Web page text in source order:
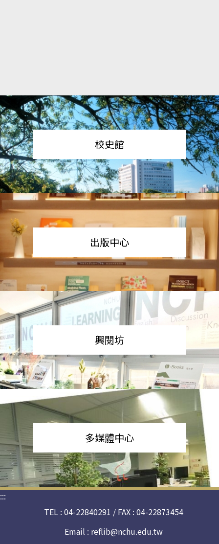
校史館
出版中心
興閱坊
多媒體中心
:::
TEL : 04-22840291 / FAX : 04-22873454
Email : reflib@nchu.edu.tw